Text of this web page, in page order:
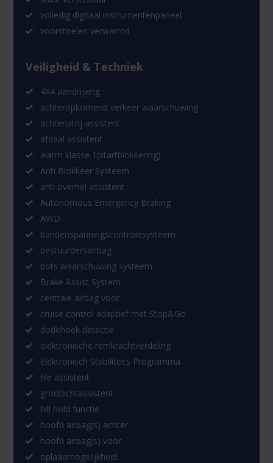
volledig digitaal instrumentenpaneel
voorstoelen verwarmd
Veiligheid & Techniek
4X4 aandrijving
achteropkomend verkeer waarschuwing
achteruitrij assistent
afdaal assistent
alarm klasse 1(startblokkering)
Anti Blokkeer Systeem
anti overhel assistent
Autonomous Emergency Braking
AWD
bandenspanningscontrolesysteem
bestuurdersairbag
bots waarschuwing systeem
Brake Assist System
centrale airbag voor
cruise control adaptief met Stop&Go
dodehoek detectie
elektronische remkrachtverdeling
Elektronisch Stabiliteits Programma
file assistent
grootlichtassistent
hill hold functie
hoofd airbag(s) achter
hoofd airbag(s) voor
oplaadmogelijkheid